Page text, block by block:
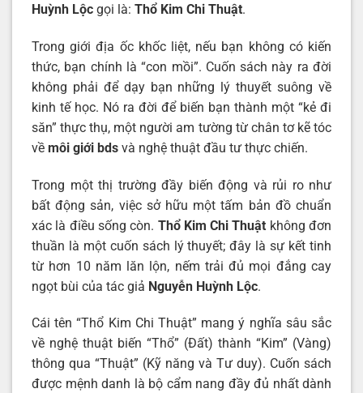
Huỳnh Lộc gọi là: Thổ Kim Chi Thuật.
Trong giới địa ốc khốc liệt, nếu bạn không có kiến
thức, bạn chính là “con mồi”. Cuốn sách này ra đời
không phải để dạy bạn những lý thuyết suông về
kinh tế học. Nó ra đời để biến bạn thành một “kẻ đi
săn” thực thụ, một người am tường từ chân tơ kẽ tóc
về môi giới bds và nghệ thuật đầu tư thực chiến.
Trong một thị trường đầy biến động và rủi ro như
bất động sản, việc sở hữu một tấm bản đồ chuẩn
xác là điều sống còn. Thổ Kim Chi Thuật không đơn
thuần là một cuốn sách lý thuyết; đây là sự kết tinh
từ hơn 10 năm lăn lộn, nếm trải đủ mọi đắng cay
ngọt bùi của tác giả Nguyễn Huỳnh Lộc.
Cái tên “Thổ Kim Chi Thuật” mang ý nghĩa sâu sắc
về nghệ thuật biến “Thổ” (Đất) thành “Kim” (Vàng)
thông qua “Thuật” (Kỹ năng và Tư duy). Cuốn sách
được mệnh danh là bộ cẩm nang đầy đủ nhất dành